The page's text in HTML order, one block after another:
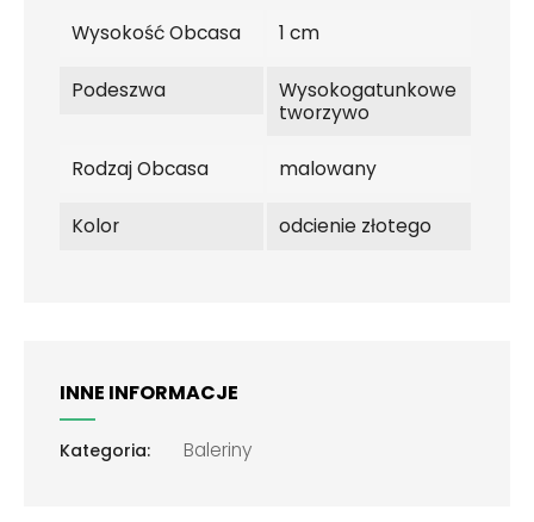
Wysokość Obcasa 1 cm
Podeszwa
Wysokogatunkowe
tworzywo
Rodzaj Obcasa malowany
Kolor odcienie złotego
INNE INFORMACJE
Kategoria: Baleriny